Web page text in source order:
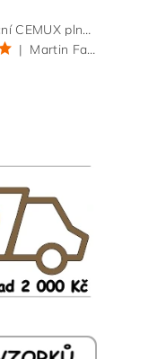
Dvojkoš boční CEMUX plné dno 3D, s tlumením antracit 200 mm
|
Martin Faltus